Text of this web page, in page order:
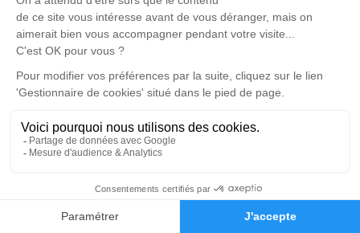
Faire-part Hommages
lundi 05 août 2024 à 15h30
communal 22A Rue des Bergeonnes
69890 La Tour de Salvagny
Je rends hommage